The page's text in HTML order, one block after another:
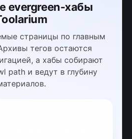
evergreen-хабы
страницы по главным
тегов остаются
а хабы собирают
path и ведут в глубину